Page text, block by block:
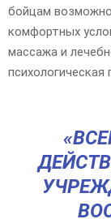
бойцам
комфортных
массажа и
психологическая